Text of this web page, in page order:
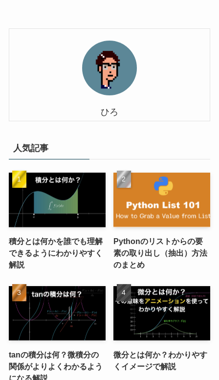
ひろ
人気記事
積分とは何かを誰でも理解
できるようにわかりやすく
解説
Pythonのリストからの要
素の取り出し（抽出）方法
のまとめ
tanの積分は何？微積分の
関係がよりよくわかるよう
になる解説
微分とは何か？わかりやす
くイメージで解説